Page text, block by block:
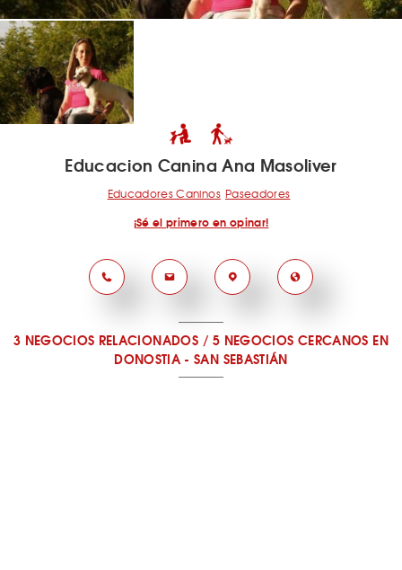
Educacion Canina Ana Masoliver
Educadores Caninos Paseadores
¡Sé el primero en opinar!
3 NEGOCIOS RELACIONADOS/5 NEGOCIOS CERCANOS EN
DONOSTIA - SAN SEBASTIÁN